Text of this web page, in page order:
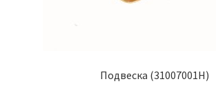
Подвеска (31007001Н)